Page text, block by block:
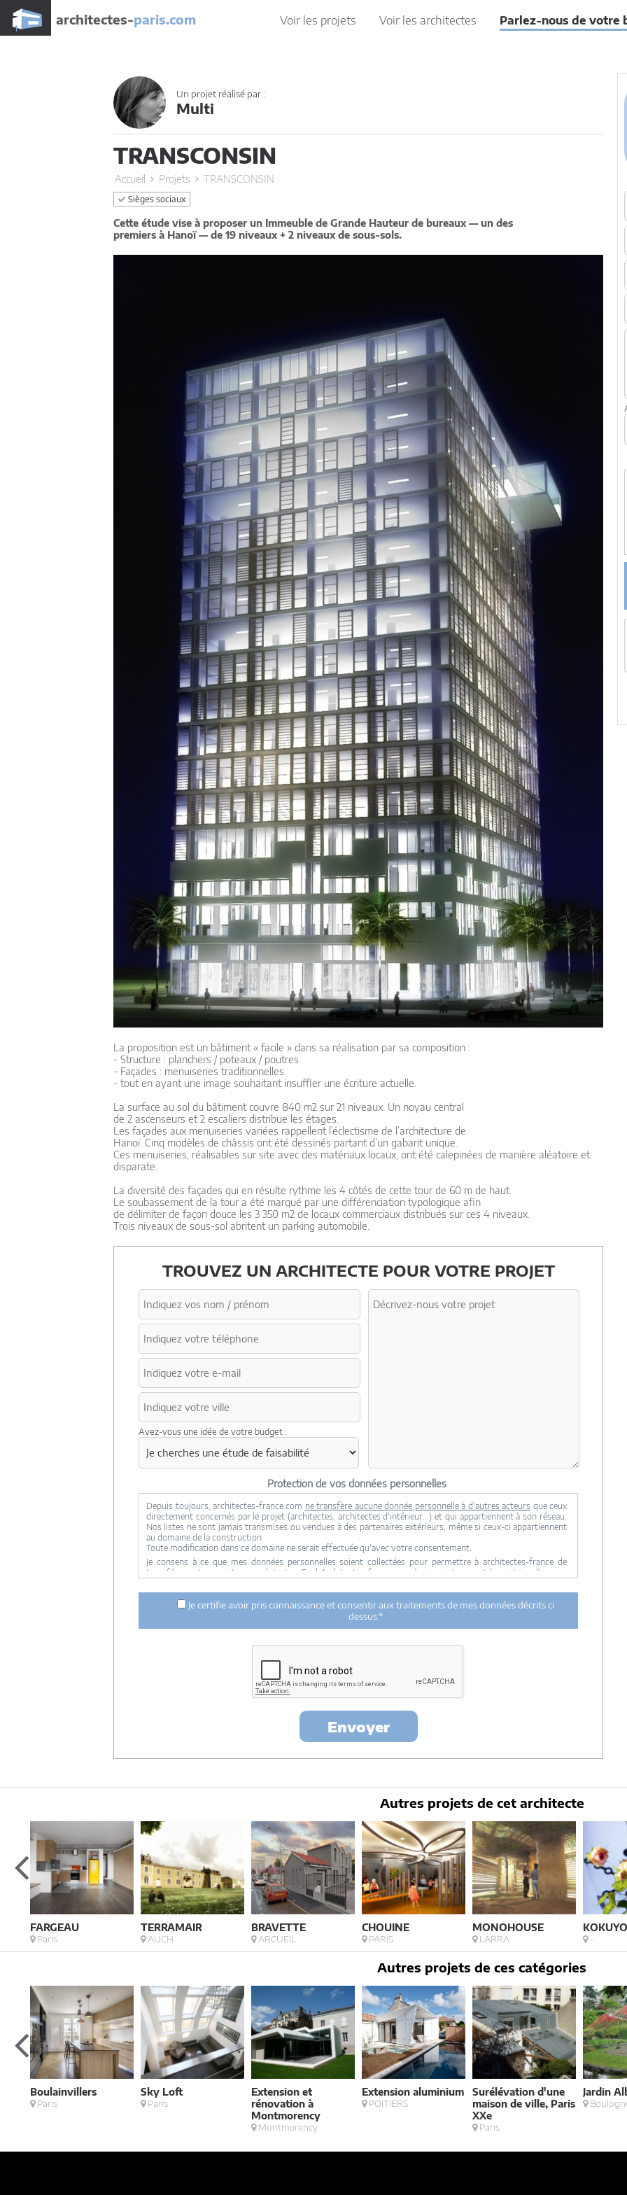
architectes-paris.com Voir les projets Voir les architectes Parlez-nous de votre
Un projet réalisé par :
Multi
TRANSCONSIN
Accueil Projets TRANSCONSIN
Sièges sociaux
Cette étude vise à proposer un Immeuble de Grande Hauteur de bureaux — un des
premiers à Hanoï — de 19 niveaux + 2 niveaux de sous-sols.
La proposition est un bâtiment « facile » dans sa réalisation par sa composition :
- Structure : planchers / poteaux / poutres
- Façades : menuiseries traditionnelles
- tout en ayant une image souhaitant insuffler une écriture actuelle.
La surface au sol du bâtiment couvre 840 m2 sur 21 niveaux. Un noyau central
de 2 ascenseurs et 2 escaliers distribue les étages.
Les façades aux menuiseries variées rappellent l’éclectisme de l’architecture de
Hanoï. Cinq modèles de châssis ont été dessinés partant d’un gabarit unique.
Ces menuiseries, réalisables sur site avec des matériaux locaux, ont été calepinées de manière aléatoire et
disparate.
La diversité des façades qui en résulte rythme les 4 côtés de cette tour de 60 m de haut.
Le soubassement de la tour a été marqué par une différenciation typologique afin
de délimiter de façon douce les 3 350 m2 de locaux commerciaux distribués sur ces 4 niveaux.
Trois niveaux de sous-sol abritent un parking automobile.
TROUVEZ UN ARCHITECTE POUR VOTRE PROJET
Avez-vous une idée de votre budget :
Protection de vos données personnelles
Depuis toujours, architectes-france.com ne transfère aucune donnée personnelle à d'autres acteurs que ceux
directement concernés par le projet (architectes, architectes d'intérieur...) et qui appartiennent à son réseau.
Nos listes ne sont jamais transmises ou vendues à des partenaires extérieurs, même si ceux-ci appartiennent
au domaine de la construction.
Toute modification dans ce domaine ne serait effectuée qu'avec votre consentement.
Je consens à ce que mes données personnelles soient collectées pour permettre à architectes-france de
transférer votre projet aux architectes. Seul Architectes-france, ses équipes internes et la maitrise d'oeuvre
ci dessus n'est réalisée.
Mes données téléphoniques seront uniquement utilisées par Architectes-france.com et les architectes de
notre réseau dans le cadre de la qualification et du suivi de mon projet.
Les données sont conservées pendant une durée de 18 mois courant à partir des derniers contacts effectifs
entre architectes-france et vous ou architectes-france et un membre de la maitrise d'oeuvre en rapport avec
loi « informatique et libertés », vous pouvez exercer votre droit d'accès aux données vous
concernant et les faire rectifier en contactant : Architectes-france, 23 avenue du Mirail - parc du Mirail - 33370
Artigues-près Bordeaux. Tél. 05.47.74.51.01 -contact@architectes-france.com
Je certifie avoir pris connaissance et consentir aux traitements de mes données décrits ci
dessus.*
Envoyer
Autres projets de cet architecte
FARGEAU
Paris
TERRAMAIR
AUCH
BRAVETTE
ARCUEIL
CHOUINE
PARIS
MONOHOUSE
LARRA
KOKUYO
-
Autres projets de ces catégories
Boulainvillers
Paris
Sky Loft
Paris
Extension et
rénovation à
Montmorency
Montmorency
Extension aluminium
POITIERS
Surélévation d'une
maison de ville, Paris
XXe
Paris
Jardin